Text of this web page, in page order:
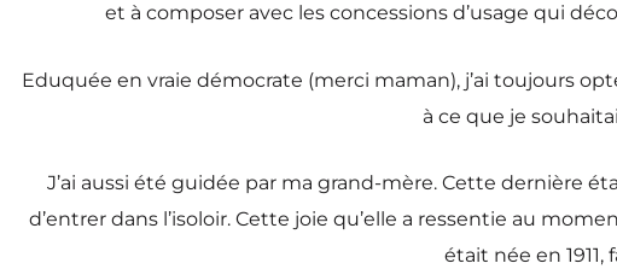
et à composer avec les concessions d’usage qui
Eduquée en vraie démocrate (merci maman), j’ai toujours
à ce que je
J’ai aussi été guidée par ma grand-mère. Cette dernière
d’entrer dans l’isoloir. Cette joie qu’elle a ressentie au
était née en